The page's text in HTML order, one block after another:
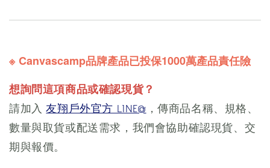
※ Canvascamp品牌產品已投保1000萬產品責任險
想詢問這項商品或確認現貨？
請加入友翔戶外官方 LINE@ ，傳商品名稱、規格、
數量與取貨或配送需求，我們會協助確認現貨、交
期與報價。